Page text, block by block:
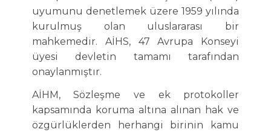
uyumunu denetlemek üzere 1959 yılında
kurulmuş olan uluslararası bir
mahkemedir. AİHS, 47 Avrupa Konseyi
üyesi devletin tamamı tarafından
onaylanmıştır.
AİHM, Sözleşme ve ek protokoller
kapsamında koruma altına alınan hak ve
özgürlüklerden herhangi birinin kamu